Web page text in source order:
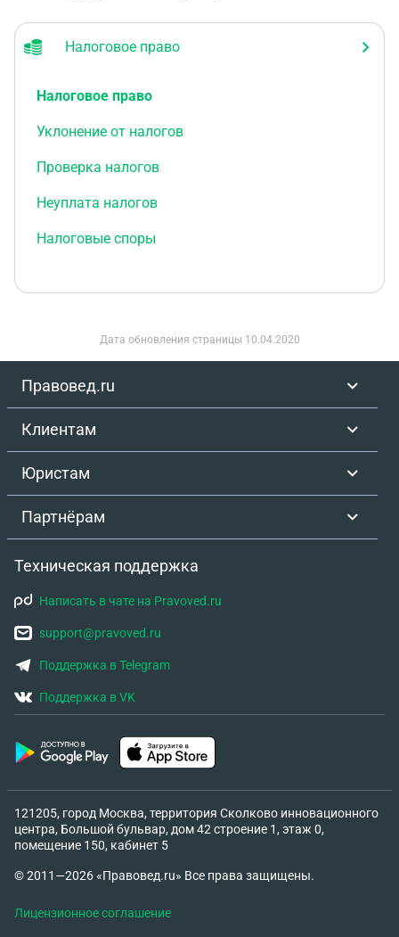
Налоговое право
Налоговое право
Уклонение от налогов
Проверка налогов
Неуплата налогов
Налоговые споры
Дата обновления страницы 10.04.2020
Правовед.ru
Клиентам
Юристам
Партнёрам
Техническая поддержка
Написать в чате на Pravoved.ru
support@pravoved.ru
Поддержка в Telegram
Поддержка в VK
121205, город Москва, территория Сколково инновационного
центра, Большой бульвар, дом 42 строение 1, этаж 0,
помещение 150, кабинет 5
© 2011—2026 «Правовед.ru» Все права защищены.
Лицензионное соглашение